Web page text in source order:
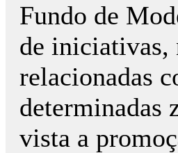
Fundo de
de iniciativas,
relacionadas
determinadas
vista a